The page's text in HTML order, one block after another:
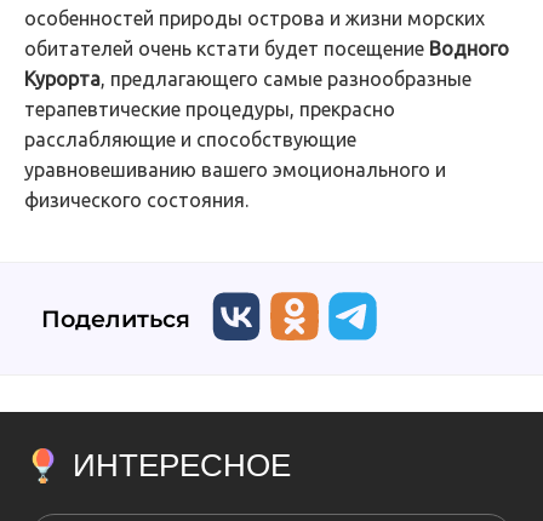
особенностей природы острова и жизни морских
обитателей очень кстати будет посещение Водного
Курорта, предлагающего самые разнообразные
терапевтические процедуры, прекрасно
расслабляющие и способствующие
уравновешиванию вашего эмоционального и
физического состояния.
Поделиться
ИНТЕРЕСНОЕ